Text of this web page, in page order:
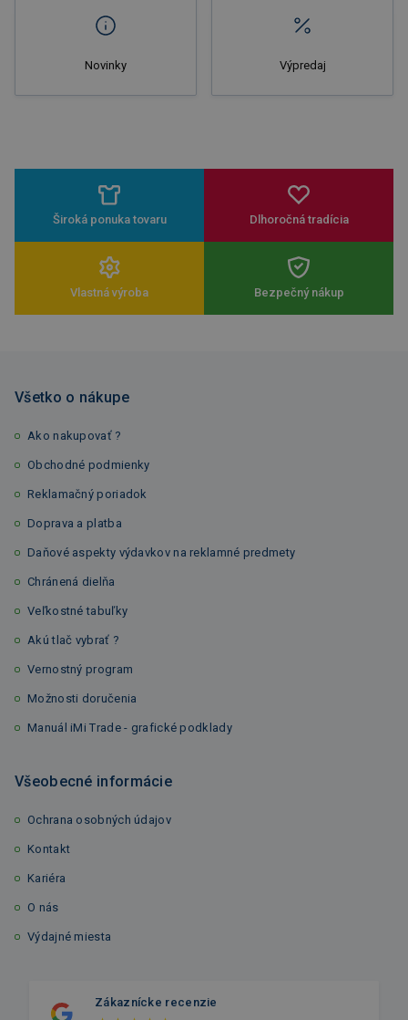
Novinky Výpredaj
Široká ponuka tovaru Dlhoročná tradícia
Vlastná výroba Bezpečný nákup
Všetko o nákupe
Ako nakupovať ?
Obchodné podmienky
Reklamačný poriadok
Doprava a platba
Daňové aspekty výdavkov na reklamné predmety
Chránená dielňa
Veľkostné tabuľky
Akú tlač vybrať ?
Vernostný program
Možnosti doručenia
Manuál iMi Trade - grafické podklady
Všeobecné informácie
Ochrana osobných údajov
Kontakt
Kariéra
O nás
Výdajné miesta
Zákaznícke recenzie